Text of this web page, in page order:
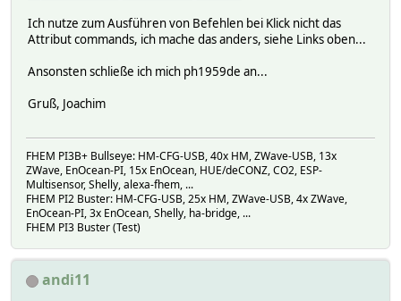
Ich nutze zum Ausführen von Befehlen bei Klick nicht das
Attribut commands, ich mache das anders, siehe Links oben...
Ansonsten schließe ich mich ph1959de an...
Gruß, Joachim
FHEM PI3B+ Bullseye: HM-CFG-USB, 40x HM, ZWave-USB, 13x
ZWave, EnOcean-PI, 15x EnOcean, HUE/deCONZ, CO2, ESP-
Multisensor, Shelly, alexa-fhem, ...
FHEM PI2 Buster: HM-CFG-USB, 25x HM, ZWave-USB, 4x ZWave,
EnOcean-PI, 3x EnOcean, Shelly, ha-bridge, ...
FHEM PI3 Buster (Test)
andi11